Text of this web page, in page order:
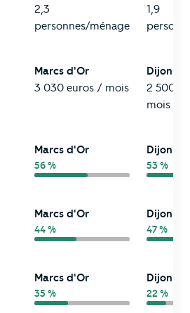
2,3
personnes/ménage
1,9
Marcs d'Or
3 030 euros / mois
Dijon
2 500
mois
Marcs d'Or
56 %
Dijon
53 %
Marcs d'Or
44 %
Dijon
47 %
Marcs d'Or
35 %
Dijon
22 %